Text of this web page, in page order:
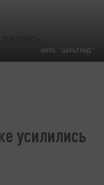
ФОТО: "ЦАРЬГРАД"
усилились